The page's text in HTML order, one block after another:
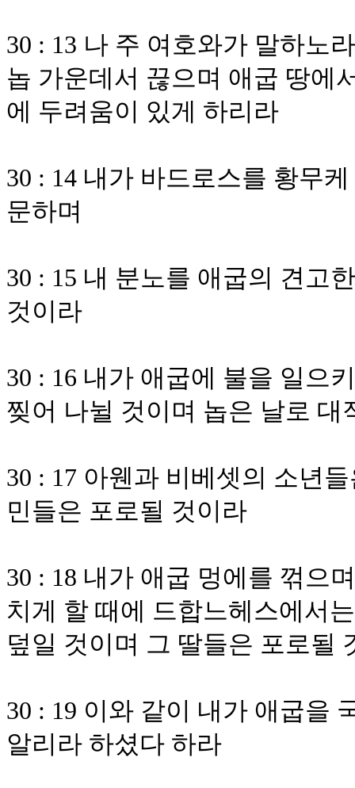
30 : 13 나 주 여호와가 말하노
놉 가운데서 끊으며 애굽 땅에
에 두려움이 있게 하리라
30 : 14 내가 바드로스를 황무
문하며
30 : 15 내 분노를 애굽의 견고
것이라
30 : 16 내가 애굽에 불을 일으
찢어 나뉠 것이며 놉은 날로 대
30 : 17 아웬과 비베셋의 소년
민들은 포로될 것이라
30 : 18 내가 애굽 멍에를 꺾으
치게 할 때에 드합느헤스에서
덮일 것이며 그 딸들은 포로될
30 : 19 이와 같이 내가 애굽을
알리라 하셨다 하라